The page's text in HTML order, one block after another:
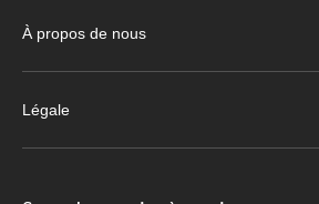
À propos de nous
Légale